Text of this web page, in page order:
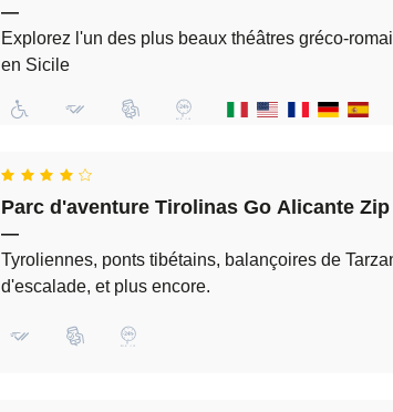
—
Explorez l'un des plus beaux théâtres gréco-
en Sicile
Parc d'aventure Tirolinas Go Alicante
—
Tyroliennes, ponts tibétains, balançoires de
d'escalade, et plus encore.